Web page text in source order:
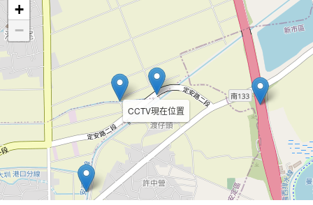
CCTV現在位置
+
−